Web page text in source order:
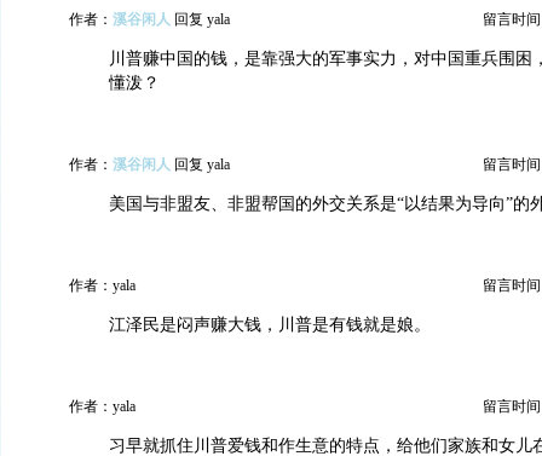
作者： 溪谷闲人 回复 yala 留言时间
川普赚中国的钱，是靠强大的军事实力，对中国重兵围困
懂泼？
作者： 溪谷闲人 回复 yala 留言时间
美国与非盟友、非盟帮国的外交关系是“以结果为导向”的
作者：yala 留言时间
江泽民是闷声赚大钱，川普是有钱就是娘。
作者：yala 留言时间
习早就抓住川普爱钱和作生意的特点，给他们家族和女儿